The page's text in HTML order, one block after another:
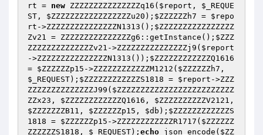
rt = new ZZZZZZZZZZZZZZZq16( $report , $_REQUE
ST , $ZZZZZZZZZZZZZZZZZu20 ); $ZZZZZZh7 = $repo
rt ->ZZZZZZZZZZZZZZZN1313(); $ZZZZZZZZZZZZZZZZ
Zv21 = ZZZZZZZZZZZZZZZg6::getInstance(); $ZZZ
ZZZZZZZZZZZZZZv21 ->ZZZZZZZZZZZZZZZj9( $report
->ZZZZZZZZZZZZZZZN1313()); $ZZZZZZZZZZZZQ1616
= $ZZZZZZp15 ->ZZZZZZZZZZZZM1212( $ZZZZZZh7
$_REQUEST); $ZZZZZZZZZZZZS1818 = $report ->ZZZ
ZZZZZZZZZZZZZZJ99( $ZZZZZZZZZZZZZZZZZZZZZZZZZ
ZZx23 , $ZZZZZZZZZZZZQ1616 , $ZZZZZZZZZZV2121
$ZZZZZZZB11 , $ZZZZZZp15 , $db ); $ZZZZZZZZZZZZS
1818 = $ZZZZZZp15 ->ZZZZZZZZZZZZR1717( $ZZZZZZ
ZZZZZZS1818 , $_REQUEST); echo json_encode( $ZZ